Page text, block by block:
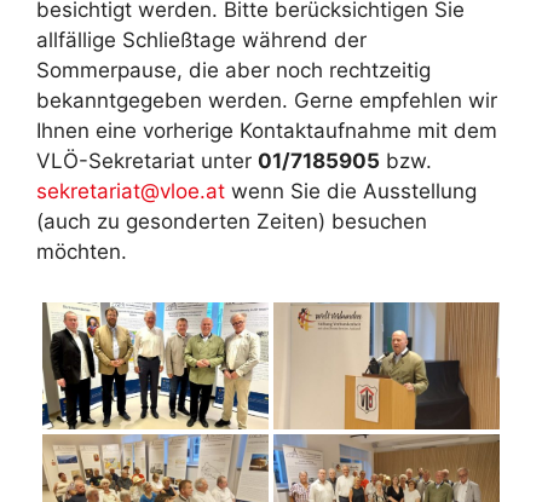
besichtigt werden. Bitte berücksichtigen Sie
allfällige Schließtage während der
Sommerpause, die aber noch rechtzeitig
bekanntgegeben werden. Gerne empfehlen wir
Ihnen eine vorherige Kontaktaufnahme mit dem
VLÖ-Sekretariat unter 01/7185905 bzw.
sekretariat@vloe.at wenn Sie die Ausstellung
(auch zu gesonderten Zeiten) besuchen
möchten.